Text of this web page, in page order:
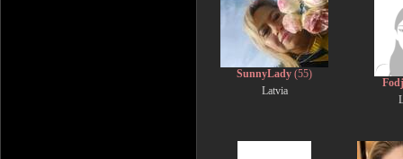
SunnyLady (55)
Latvia